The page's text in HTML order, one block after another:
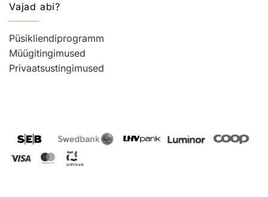
Vajad abi?
Püsikliendiprogramm
Müügitingimused
Privaatsustingimused